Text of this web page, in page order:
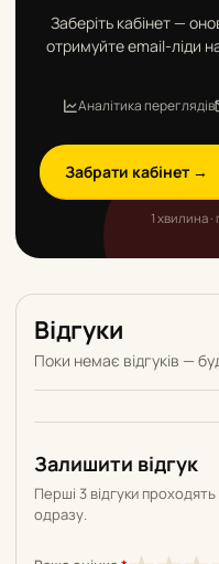
Заберіть кабінет —
отримуйте email-ліди
Аналітика переглядів
Забрати кабінет →
1 хвилина
Відгуки
Поки немає відгуків —
Залишити відгук
Перші 3 відгуки
одразу.